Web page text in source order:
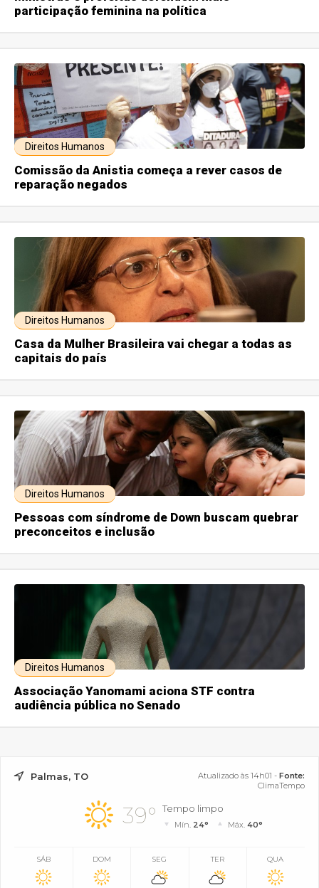
participação feminina na política
Direitos Humanos
Comissão da Anistia começa a rever casos de
reparação negados
Direitos Humanos
Casa da Mulher Brasileira vai chegar a todas as
capitais do país
Direitos Humanos
Pessoas com síndrome de Down buscam quebrar
preconceitos e inclusão
Direitos Humanos
Associação Yanomami aciona STF contra
audiência pública no Senado
Palmas, TO Atualizado às 14h01 - Fonte:
ClimaTempo
39° Tempo limpo
Mín. 24° Máx.40°
SÁB DOM SEG TER QUA